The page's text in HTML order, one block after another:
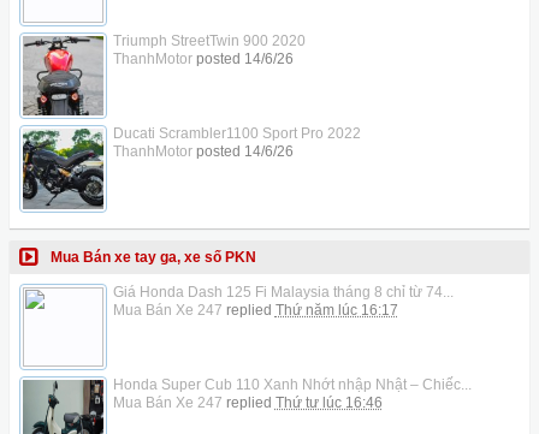
Triumph StreetTwin 900 2020
ThanhMotorposted 14/6/26
Ducati Scrambler1100 Sport Pro 2022
ThanhMotorposted 14/6/26
Mua Bán xe tay ga, xe số PKN
Giá Honda Dash 125 Fi Malaysia tháng 8 chỉ từ 74...
Mua Bán Xe 247 replied Thứ năm lúc 16:17
Honda Super Cub 110 Xanh Nhớt nhập Nhật – Chiếc...
Mua Bán Xe 247 replied Thứ tư lúc 16:46